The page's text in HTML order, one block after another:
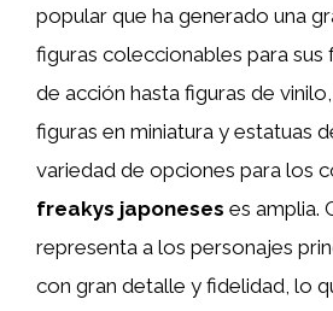
popular que ha generado una
figuras coleccionables para sus
de acción hasta figuras de
figuras en miniatura y estatuas
variedad de opciones para los
freakys japoneses es amplia.
representa a los personajes
con gran detalle y fidelidad, lo